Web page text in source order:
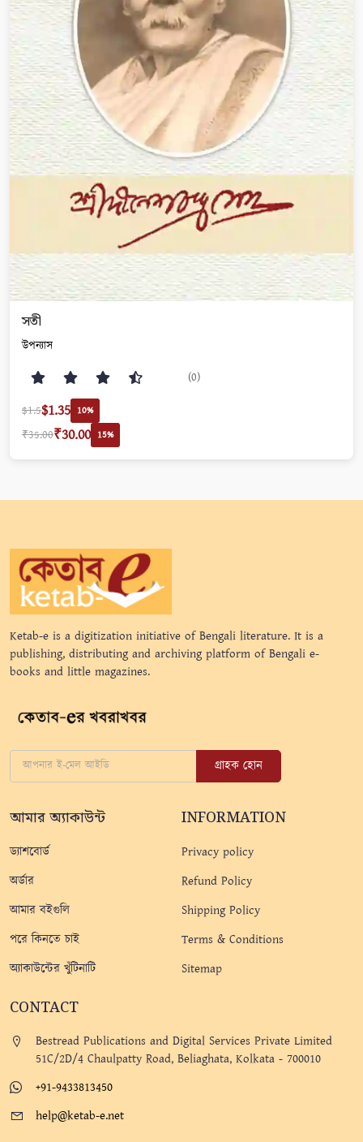
সতী
উপন্যাস
(0)
$1.5$1.35 10%
₹35.00₹30.00 15%
Ketab-e is a digitization initiative of Bengali literature. It is a
publishing, distributing and archiving platform of Bengali e-
books and little magazines.
গ্রাহক হোন
আমার অ্যাকাউন্ট
ড্যাশবোর্ড
অর্ডার
আমার বইগুলি
পরে কিনতে চাই
অ্যাকাউন্টের খুঁটিনাটি
INFORMATION
Privacy policy
Refund Policy
Shipping Policy
Terms & Conditions
Sitemap
CONTACT
Bestread Publications and Digital Services Private Limited
51C/2D/4 Chaulpatty Road, Beliaghata, Kolkata - 700010
+91-9433813450
help@ketab-e.net